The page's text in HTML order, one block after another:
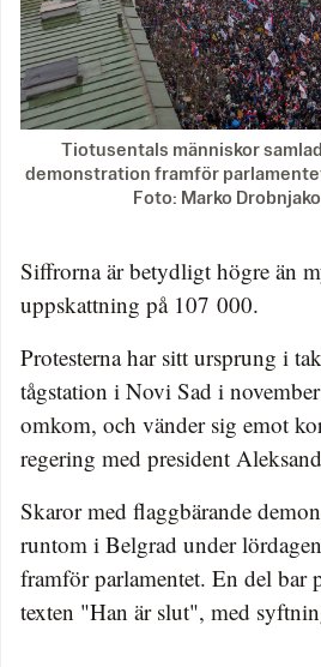
Tiotusentals människor
demonstration framför
Foto: Marko
Siffrorna är betydligt högre än
uppskattning på 107 000.
Protesterna har sitt ursprung i
tågstation i Novi Sad i
omkom, och vänder sig emot
regering med president
Skaror med flaggbärande
runtom i Belgrad under
framför parlamentet. En del bar
texten "Han är slut", med